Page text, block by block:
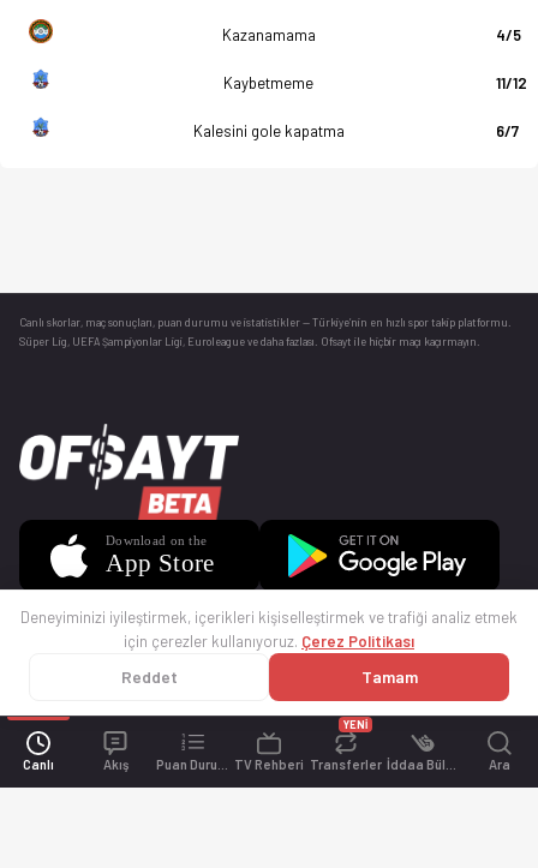
Canlı Akış TV Rehberi Transferler
YENİ
Ara
Kazanamama 4/5
Kaybetmeme 11/12
Kalesini gole kapatma 6/7
Canlı skorlar , maç sonuçları, puan durumu ve istatistikler — Türkiye’nin en hızlı spor takip platformu.
Süper Lig, UEFA Şampiyonlar Ligi, Euroleague ve daha fazlası. Ofsayt ile hiçbir maçı kaçırmayın.
© 2025 Ofsayt
Deneyiminizi iyileştirmek, içerikleri kişiselleştirmek ve trafiği analiz etmek
için çerezler kullanıyoruz. Çerez Politikası
Reddet Tamam